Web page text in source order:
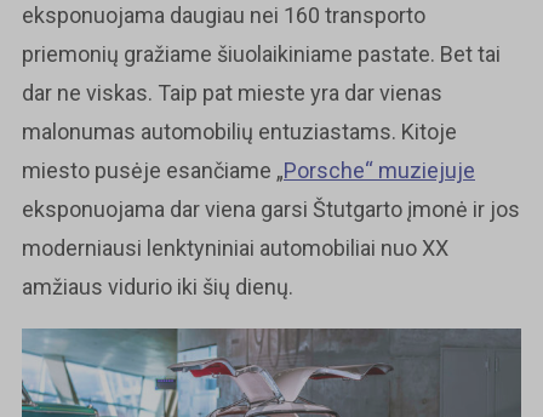
eksponuojama daugiau nei 160 transporto
priemonių gražiame šiuolaikiniame pastate. Bet tai
dar ne viskas. Taip pat mieste yra dar vienas
malonumas automobilių entuziastams. Kitoje
miesto pusėje esančiame „Porsche“ muziejuje
eksponuojama dar viena garsi Štutgarto įmonė ir jos
moderniausi lenktyniniai automobiliai nuo XX
amžiaus vidurio iki šių dienų.